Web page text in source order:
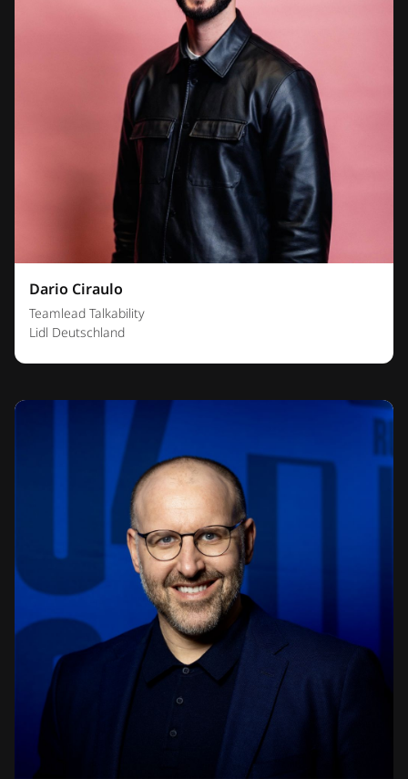
Dario Ciraulo
Teamlead Talkability
Lidl Deutschland